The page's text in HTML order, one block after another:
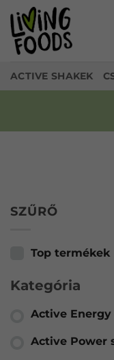
Ugrás
tartalomhoz
ACTIVE SHAKEK
SZŰRŐ
Top termékek
Kategória
Active Energy
Active Power